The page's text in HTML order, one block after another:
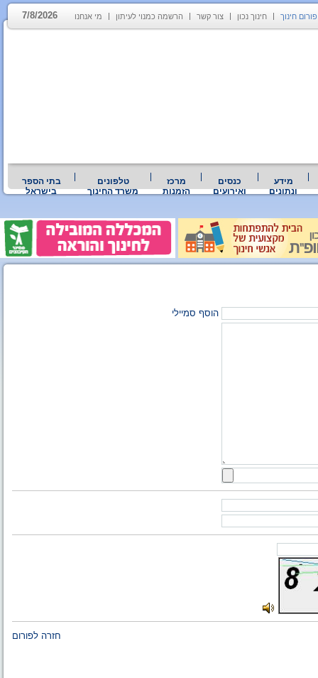
פורום חינוך חינוך נכון צור קשר הרשמה כמנוי לעיתון מי אנחנו 7/8/2026
מידע
ונתונים
כנסים
ואירועים
מרכז
הזמנות
טלפונים
משרד החינוך
בתי הספר
בישראל
הוסף סמיילי
חזרה לפורום